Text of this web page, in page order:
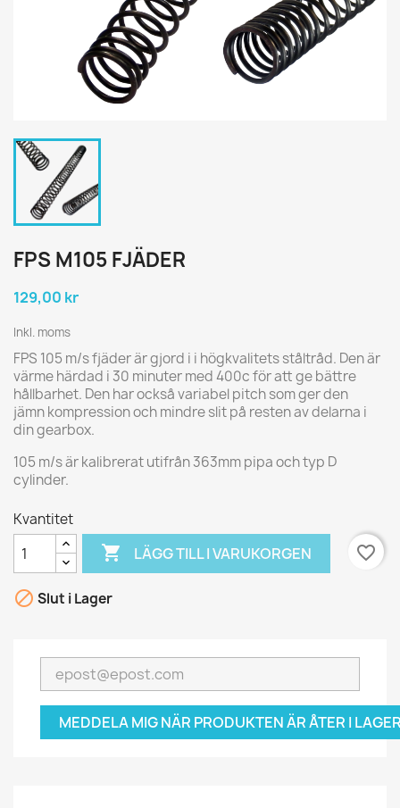
FPS M105 FJÄDER
129,00 kr
Inkl. moms
FPS 105 m/s fjäder är gjord i i högkvalitets ståltråd. Den är
värme härdad i 30 minuter med 400c för att ge bättre
hållbarhet. Den har också variabel pitch som ger den
jämn kompression och mindre slit på resten av delarna i
din gearbox.
105 m/s är kalibrerat utifrån 363mm pipa och typ D
cylinder.
Kvantitet
 LÄGG TILL I VARUKORGEN favorite_border
 Slut i Lager
MEDDELA MIG NÄR PRODUKTEN ÄR ÅTER I